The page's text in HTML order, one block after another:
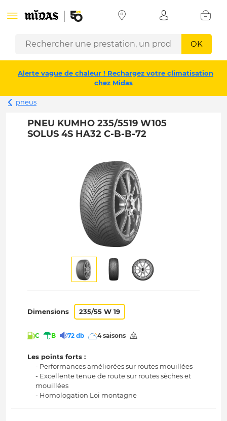
OK
Alerte vague de chaleur ! Rechargez votre climatisation
chez Midas
pneus
PNEU KUMHO 235/5519 W105
SOLUS 4S HA32 C-B-B-72
Dimensions 235/55 W 19
C B 72 db 4 saisons
Les points forts :
- Performances améliorées sur routes mouillées
- Excellente tenue de route sur routes sèches et
mouillées
- Homologation Loi montagne